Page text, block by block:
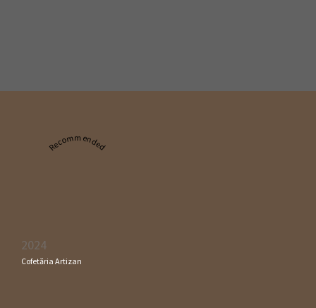
Recommended
2024
Cofetăria Artizan